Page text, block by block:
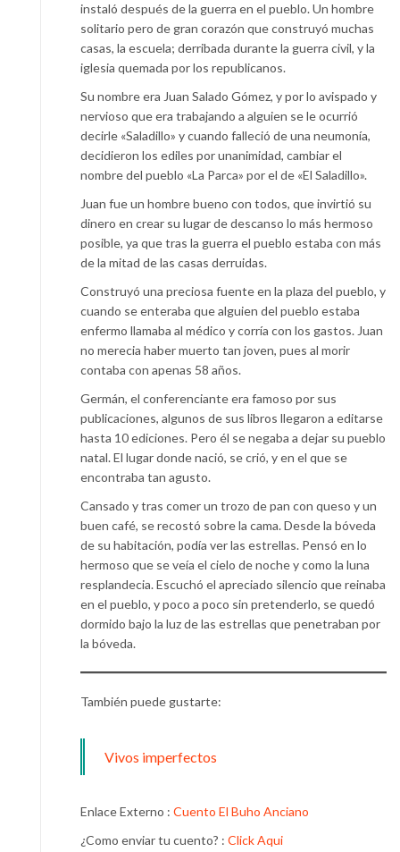
instaló después de la guerra en el pueblo. Un hombre
solitario pero de gran corazón que construyó muchas
casas, la escuela; derribada durante la guerra civil, y la
iglesia quemada por los republicanos.
Su nombre era Juan Salado Gómez, y por lo avispado y
nervioso que era trabajando a alguien se le ocurrió
decirle «Saladillo» y cuando falleció de una neumonía,
decidieron los ediles por unanimidad, cambiar el
nombre del pueblo «La Parca» por el de «El Saladillo».
Juan fue un hombre bueno con todos, que invirtió su
dinero en crear su lugar de descanso lo más hermoso
posible, ya que tras la guerra el pueblo estaba con más
de la mitad de las casas derruidas.
Construyó una preciosa fuente en la plaza del pueblo, y
cuando se enteraba que alguien del pueblo estaba
enfermo llamaba al médico y corría con los gastos. Juan
no merecia haber muerto tan joven, pues al morir
contaba con apenas 58 años.
Germán, el conferenciante era famoso por sus
publicaciones, algunos de sus libros llegaron a editarse
hasta 10 ediciones. Pero él se negaba a dejar su pueblo
natal. El lugar donde nació, se crió, y en el que se
encontraba tan agusto.
Cansado y tras comer un trozo de pan con queso y un
buen café, se recostó sobre la cama. Desde la bóveda
de su habitación, podía ver las estrellas. Pensó en lo
hermoso que se veía el cielo de noche y como la luna
resplandecia. Escuchó el apreciado silencio que reinaba
en el pueblo, y poco a poco sin pretenderlo, se quedó
dormido bajo la luz de las estrellas que penetraban por
la bóveda.
También puede gustarte:
Vivos imperfectos
Enlace Externo : Cuento El Buho Anciano
¿Como enviar tu cuento? : Click Aqui